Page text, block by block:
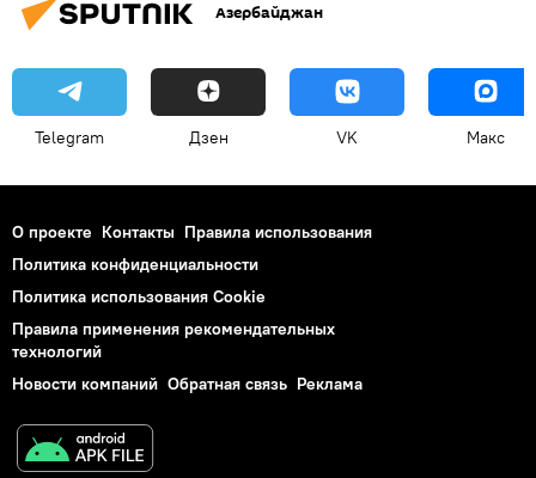
эволюция
Звезды
Меркурий
Азербайджан
Telegram Дзен VK Макс
О проекте Контакты Правила использования
Политика конфиденциальности
Политика использования Cookie
Правила применения рекомендательных
технологий
Новости компаний Обратная связь Реклама